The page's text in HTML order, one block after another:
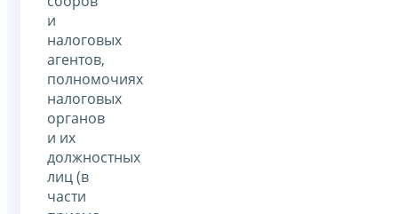
и
налоговых
агентов,
полномочиях
налоговых
органов
и их
должностных
лиц (в
части